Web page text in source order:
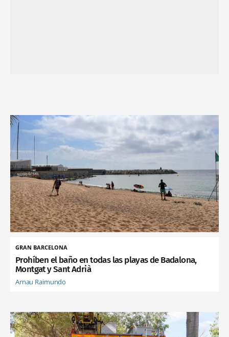
GRAN BARCELONA
Prohíben el baño en todas las playas de Badalona,
Montgat y Sant Adrià
Arnau Raimundo